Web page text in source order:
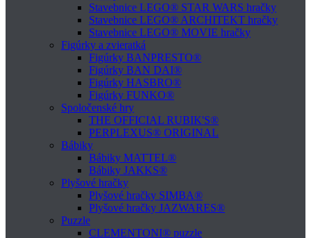
Stavebnice LEGO® STAR WARS hračky
Stavebnice LEGO® ARCHITEKT hračky
Stavebnice LEGO® MOVIE hračky
Figúrky a zvieratká
Figúrky BANPRESTO®
Figúrky BAN DAI®
Figúrky HASBRO®
Figúrky FUNKO®
Spoločenské hry
THE OFFICIAL RUBIK'S®
PERPLEXUS® ORIGINAL
Bábiky
Bábiky MATTEL®
Bábiky JAKKS®
Plyšové hračky
Plyšové hračky SIMBA®
Plyšové hračky JAZWARES®
Puzzle
CLEMENTONI® puzzle